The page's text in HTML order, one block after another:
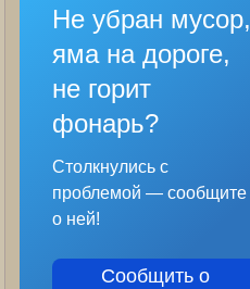
Не убран мусор,
яма на дороге,
не горит
фонарь?
Столкнулись с
проблемой — сообщите
о ней!
Сообщить о